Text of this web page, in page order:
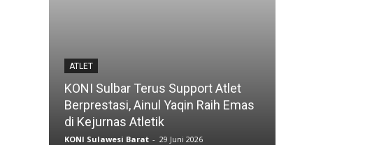
ATLET
KONI Sulbar Terus Support Atlet
Berprestasi, Ainul Yaqin Raih Emas
di Kejurnas Atletik
KONI Sulawesi Barat - 29 Juni 2026